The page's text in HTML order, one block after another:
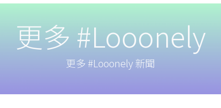
更多 #Looonely
更多 #Looonely 新聞